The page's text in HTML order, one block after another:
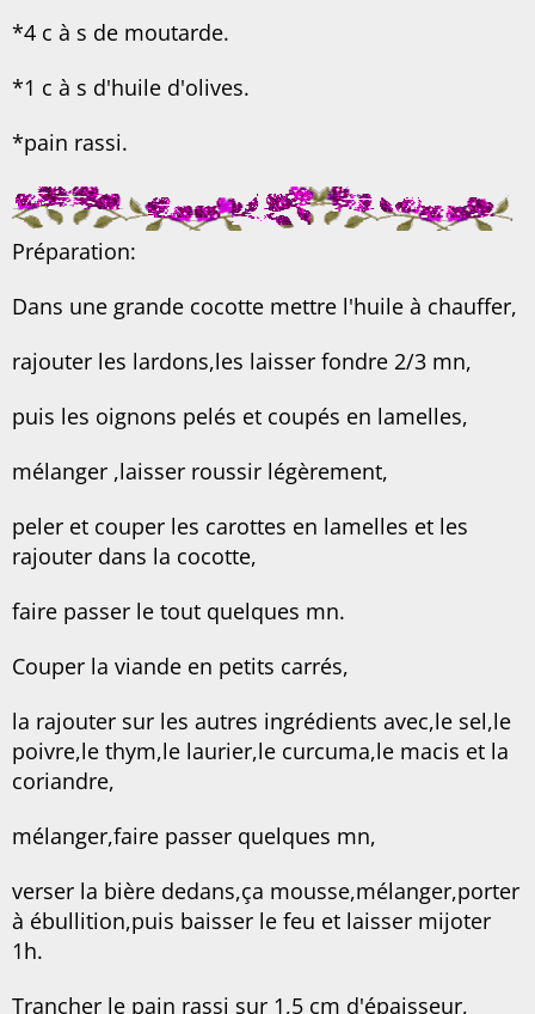
*4 c à s de moutarde.
*1 c à s d'huile d'olives.
*pain rassi.
Préparation:
Dans une grande cocotte mettre l'huile à chauffer,
rajouter les lardons,les laisser fondre 2/3 mn,
puis les oignons pelés et coupés en lamelles,
mélanger ,laisser roussir légèrement,
peler et couper les carottes en lamelles et les
rajouter dans la cocotte,
faire passer le tout quelques mn.
Couper la viande en petits carrés,
la rajouter sur les autres ingrédients avec,le sel,le
poivre,le thym,le laurier,le curcuma,le macis et la
coriandre,
mélanger,faire passer quelques mn,
verser la bière dedans,ça mousse,mélanger,porter
à ébullition,puis baisser le feu et laisser mijoter
1h.
Trancher le pain rassi sur 1,5 cm d'épaisseur,